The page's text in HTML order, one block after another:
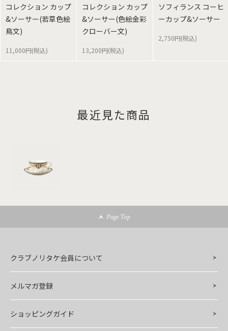
コレクション カップ
&ソーサー(若草色絵
鳥文)
11,000円(税込)
コレクション カップ
&ソーサー(色絵金彩
クローバー文)
13,200円(税込)
ソフィランス コーヒ
ーカップ&ソーサー
2,750円(税込)
最近見た商品
Page Top
クラブノリタケ会員について
メルマガ登録
ショッピングガイド